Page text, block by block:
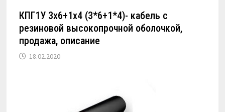
КПГ1У 3х6+1х4 (3*6+1*4)- кабель с
резиновой высокопрочной оболочкой,
продажа, описание
18.02.2020